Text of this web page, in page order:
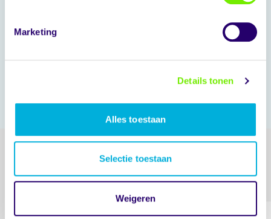
Marketing
Details tonen
Alles toestaan
Selectie toestaan
Weigeren
Reserveer direct
Vorige slideVolgende slide